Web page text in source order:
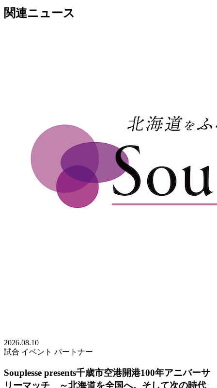
関連ニュース
2026.08.10
試合 イベント パートナー
Souplesse presents千歳市空港開港100年アニバーサ
リーマッチ ～北海道を全国へ。そして次の時代